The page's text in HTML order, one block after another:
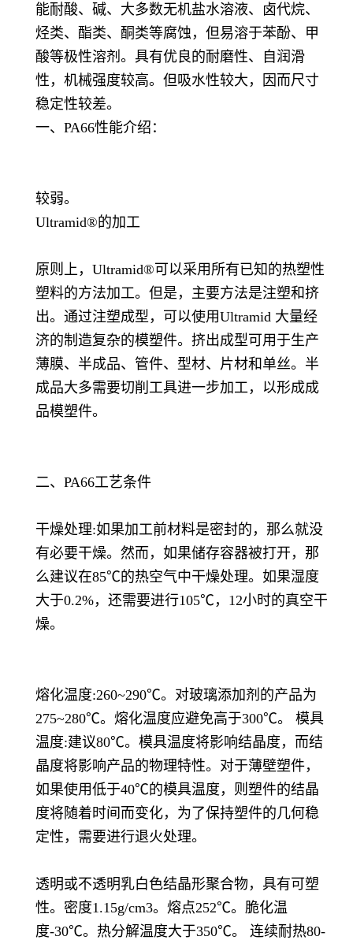
能耐酸、碱、大多数无机盐水溶液、卤代烷、
烃类、酯类、酮类等腐蚀，但易溶于苯酚、甲
酸等极性溶剂。具有优良的耐磨性、自润滑
性，机械强度较高。但吸水性较大，因而尺寸
稳定性较差。
一、PA66性能介绍：
较弱。
Ultramid®的加工
原则上，Ultramid®可以采用所有已知的热塑性
塑料的方法加工。但是，主要方法是注塑和挤
出。通过注塑成型，可以使用Ultramid 大量经
济的制造复杂的模塑件。挤出成型可用于生产
薄膜、半成品、管件、型材、片材和单丝。半
成品大多需要切削工具进一步加工，以形成成
品模塑件。
二、PA66工艺条件
干燥处理:如果加工前材料是密封的，那么就没
有必要干燥。然而，如果储存容器被打开，那
么建议在85℃的热空气中干燥处理。如果湿度
大于0.2%，还需要进行105℃，12小时的真空干
燥。
熔化温度:260~290℃。对玻璃添加剂的产品为
275~280℃。熔化温度应避免高于300℃。 模具
温度:建议80℃。模具温度将影响结晶度，而结
晶度将影响产品的物理特性。对于薄壁塑件，
如果使用低于40℃的模具温度，则塑件的结晶
度将随着时间而变化，为了保持塑件的几何稳
定性，需要进行退火处理。
透明或不透明乳白色结晶形聚合物，具有可塑
性。密度1.15g/cm3。熔点252℃。脆化温
度-30℃。热分解温度大于350℃。 连续耐热80-